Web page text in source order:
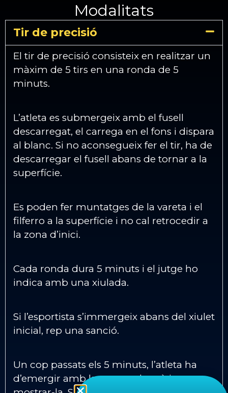
Modalitats
Tir de precisió
El tir de precisió consisteix en realitzar un
màxim de 5 tirs en una ronda de 5
minuts.
L’atleta es submergeix amb el fusell
descarregat, el carrega en el fons i dispara
al blanc. Si no aconsegueix fer el tir, ha de
descarregar el fusell abans de tornar a la
superfície.
Es poden fer muntatges de la vareta i el
filferro a la superfície i no cal retrocedir a
la zona d’inici.
Cada ronda dura 5 minuts i el jutge ho
indica amb una xiulada.
Si l’esportista s’immergeix abans del xiulet
inicial, rep una sanció.
Un cop passats els 5 minuts, l’atleta ha
d’emergir amb la vareta a la mà i